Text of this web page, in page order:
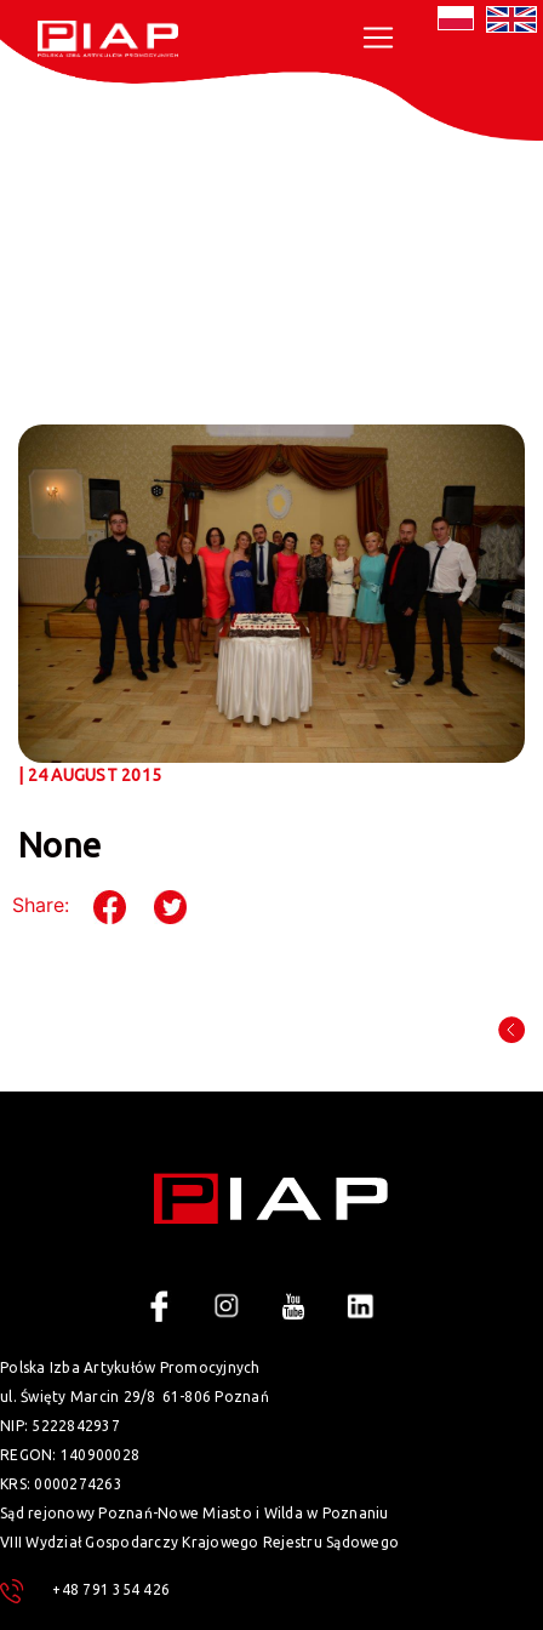
| 24 AUGUST 2015
None
Share:
Polska Izba Artykułów Promocyjnych
ul. Święty Marcin 29/8 61-806 Poznań
NIP: 5222842937
REGON: 140900028
KRS: 0000274263
Sąd rejonowy Poznań-Nowe Miasto i Wilda w Poznaniu
VIII Wydział Gospodarczy Krajowego Rejestru Sądowego
+48 791 354 426